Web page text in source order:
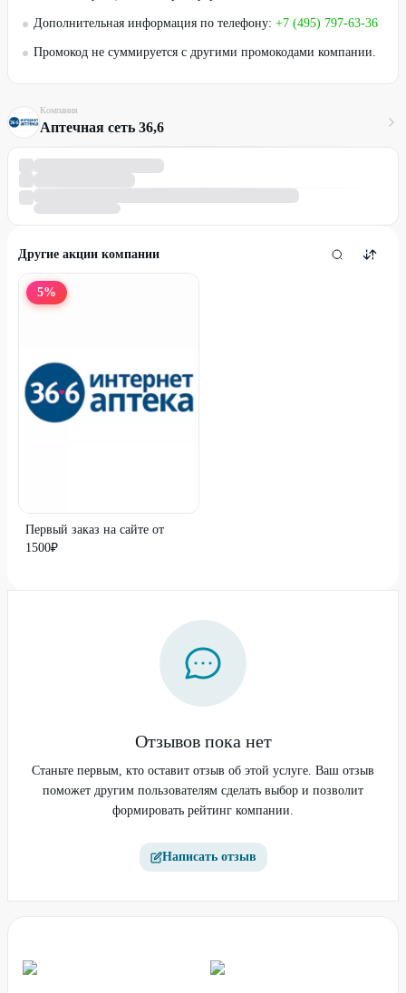
Дополнительная информация по телефону: +7 (495) 797-63-36
Промокод не суммируется с другими промокодами компании.
Компания
Аптечная сеть 36,6
Другие акции компании
5%
Первый заказ на сайте от
1500₽
Отзывов пока нет
Станьте первым, кто оставит отзыв об этой услуге. Ваш отзыв
поможет другим пользователям сделать выбор и позволит
формировать рейтинг компании.
Написать отзыв